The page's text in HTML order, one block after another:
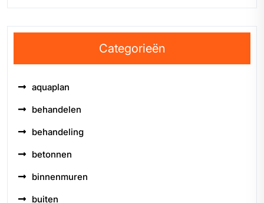
Categorieën
aquaplan
behandelen
behandeling
betonnen
binnenmuren
buiten